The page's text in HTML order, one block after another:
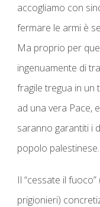
accogliamo con
fermare le armi è
Ma proprio per
ingenuamente di
fragile tregua in un
ad una vera Pace,
saranno garantiti i
popolo palestinese.
Il “cessate il
prigionieri)